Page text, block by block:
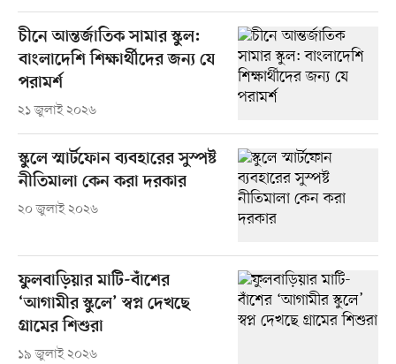
চীনে আন্তর্জাতিক সামার স্কুল:
বাংলাদেশি শিক্ষার্থীদের জন্য যে
পরামর্শ
২১ জুলাই ২০২৬
স্কুলে স্মার্টফোন ব্যবহারের সুস্পষ্ট
নীতিমালা কেন করা দরকার
২০ জুলাই ২০২৬
ফুলবাড়িয়ার মাটি-বাঁশের
‘আগামীর স্কুলে’ স্বপ্ন দেখছে
গ্রামের শিশুরা
১৯ জুলাই ২০২৬